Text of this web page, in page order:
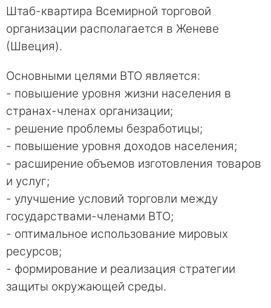
Штаб-квартира Всемирной торговой
организации располагается в Женеве
(Швеция).
Основными целями ВТО является:
- повышение уровня жизни населения в
странах-членах организации;
- решение проблемы безработицы;
- повышение уровня доходов населения;
- расширение объемов изготовления товаров
и услуг;
- улучшение условий торговли между
государствами-членами ВТО;
- оптимальное использование мировых
ресурсов;
- формирование и реализация стратегии
защиты окружающей среды.